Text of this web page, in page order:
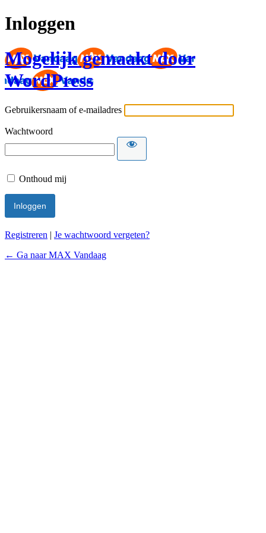
Inloggen
Mogelijk gemaakt door
WordPress
Gebruikersnaam of e-mailadres
Wachtwoord
Onthoud mij
Registreren | Je wachtwoord vergeten?
← Ga naar MAX Vandaag